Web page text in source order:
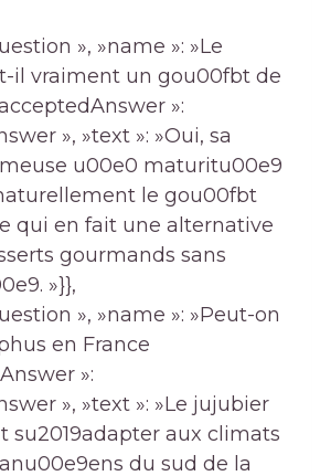
», »name »: »Le
il vraiment un gou00fbt de
»:
», »text »: »Oui, sa
u00e0 maturitu00e9
le gou00fbt
qui en fait une alternative
gourmands sans
»}},
», »name »: »Peut-on
en France
»:
», »text »: »Le jujubier
su2019adapter aux climats
du sud de la